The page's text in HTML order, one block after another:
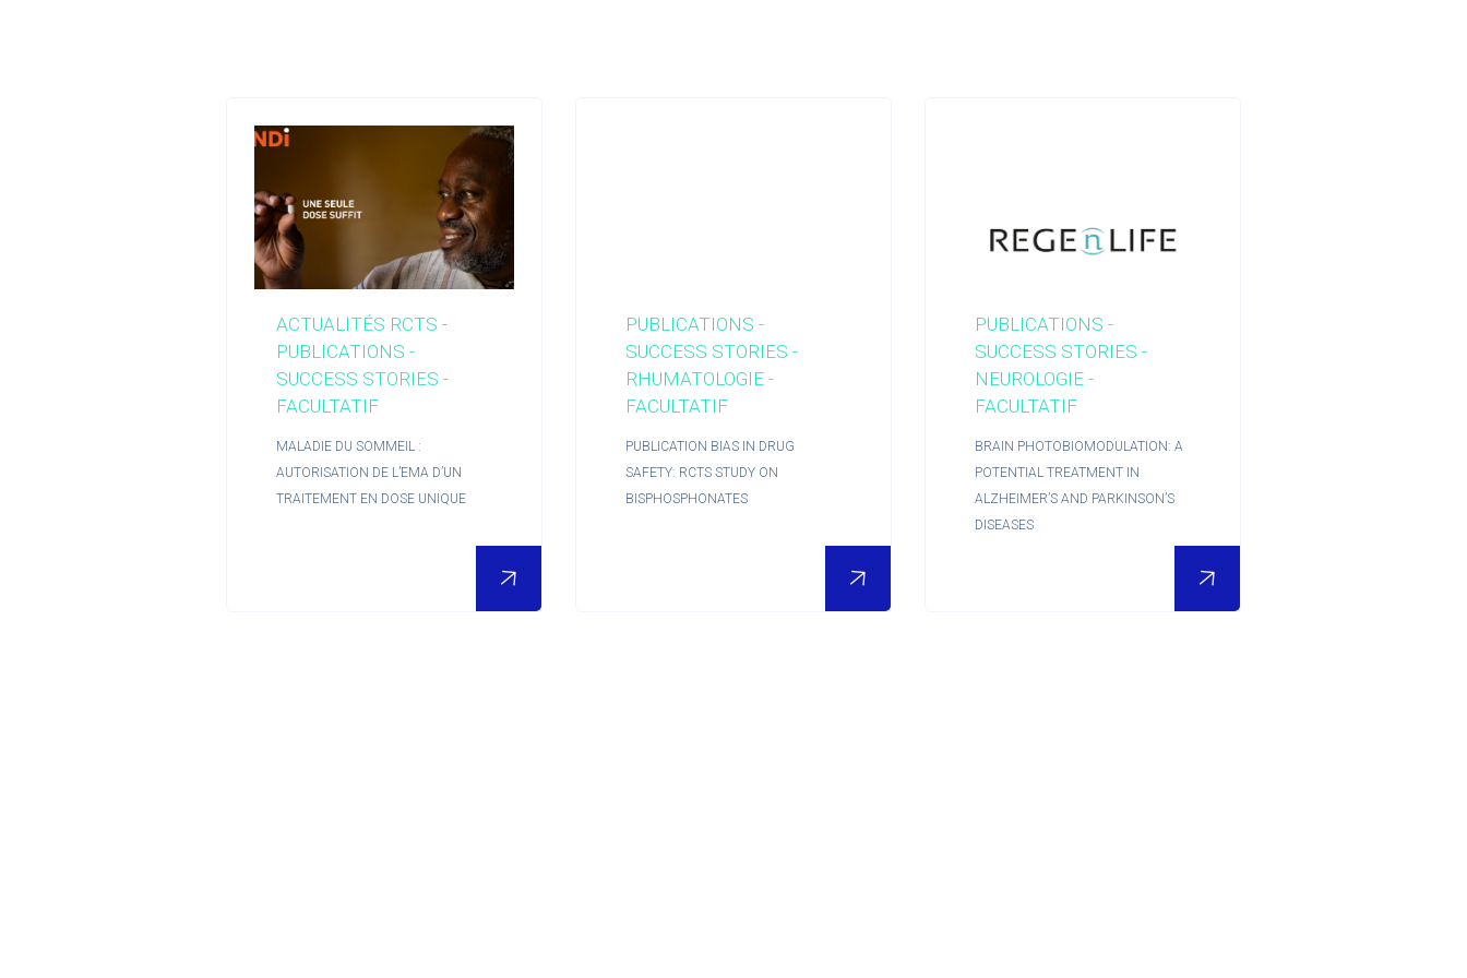
ACTUALITÉS RCTS -
PUBLICATIONS -
SUCCESS STORIES -
FACULTATIF
MALADIE DU SOMMEIL :
AUTORISATION DE L’EMA D’UN
TRAITEMENT EN DOSE UNIQUE
PUBLICATIONS -
SUCCESS STORIES -
RHUMATOLOGIE -
FACULTATIF
PUBLICATION BIAS IN DRUG
SAFETY: RCTS STUDY ON
BISPHOSPHONATES
PUBLICATIONS -
SUCCESS STORIES -
NEUROLOGIE -
FACULTATIF
BRAIN PHOTOBIOMODULATION: A
POTENTIAL TREATMENT IN
ALZHEIMER’S AND PARKINSON’S
DISEASES